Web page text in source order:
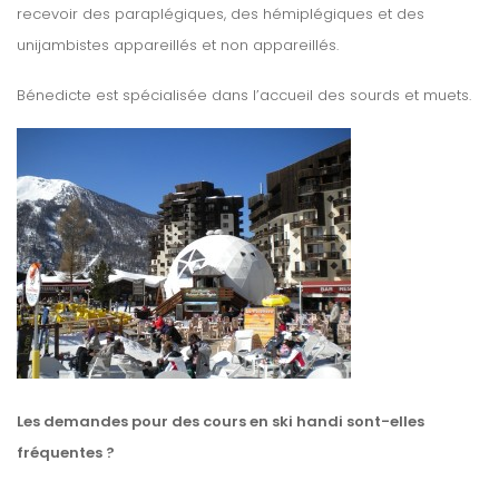
recevoir des paraplégiques, des hémiplégiques et des
unijambistes appareillés et non appareillés.
Bénedicte est spécialisée dans l’accueil des sourds et muets.
Les demandes pour des cours en ski handi sont-elles
fréquentes ?